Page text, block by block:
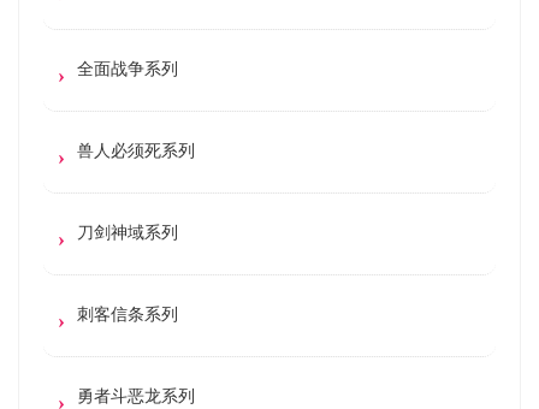
全面战争系列
兽人必须死系列
刀剑神域系列
刺客信条系列
勇者斗恶龙系列